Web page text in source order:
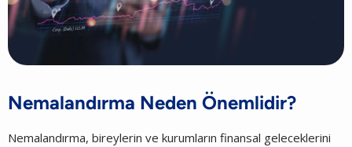
Nemalandırma Neden Önemlidir?
Nemalandırma, bireylerin ve kurumların finansal geleceklerini